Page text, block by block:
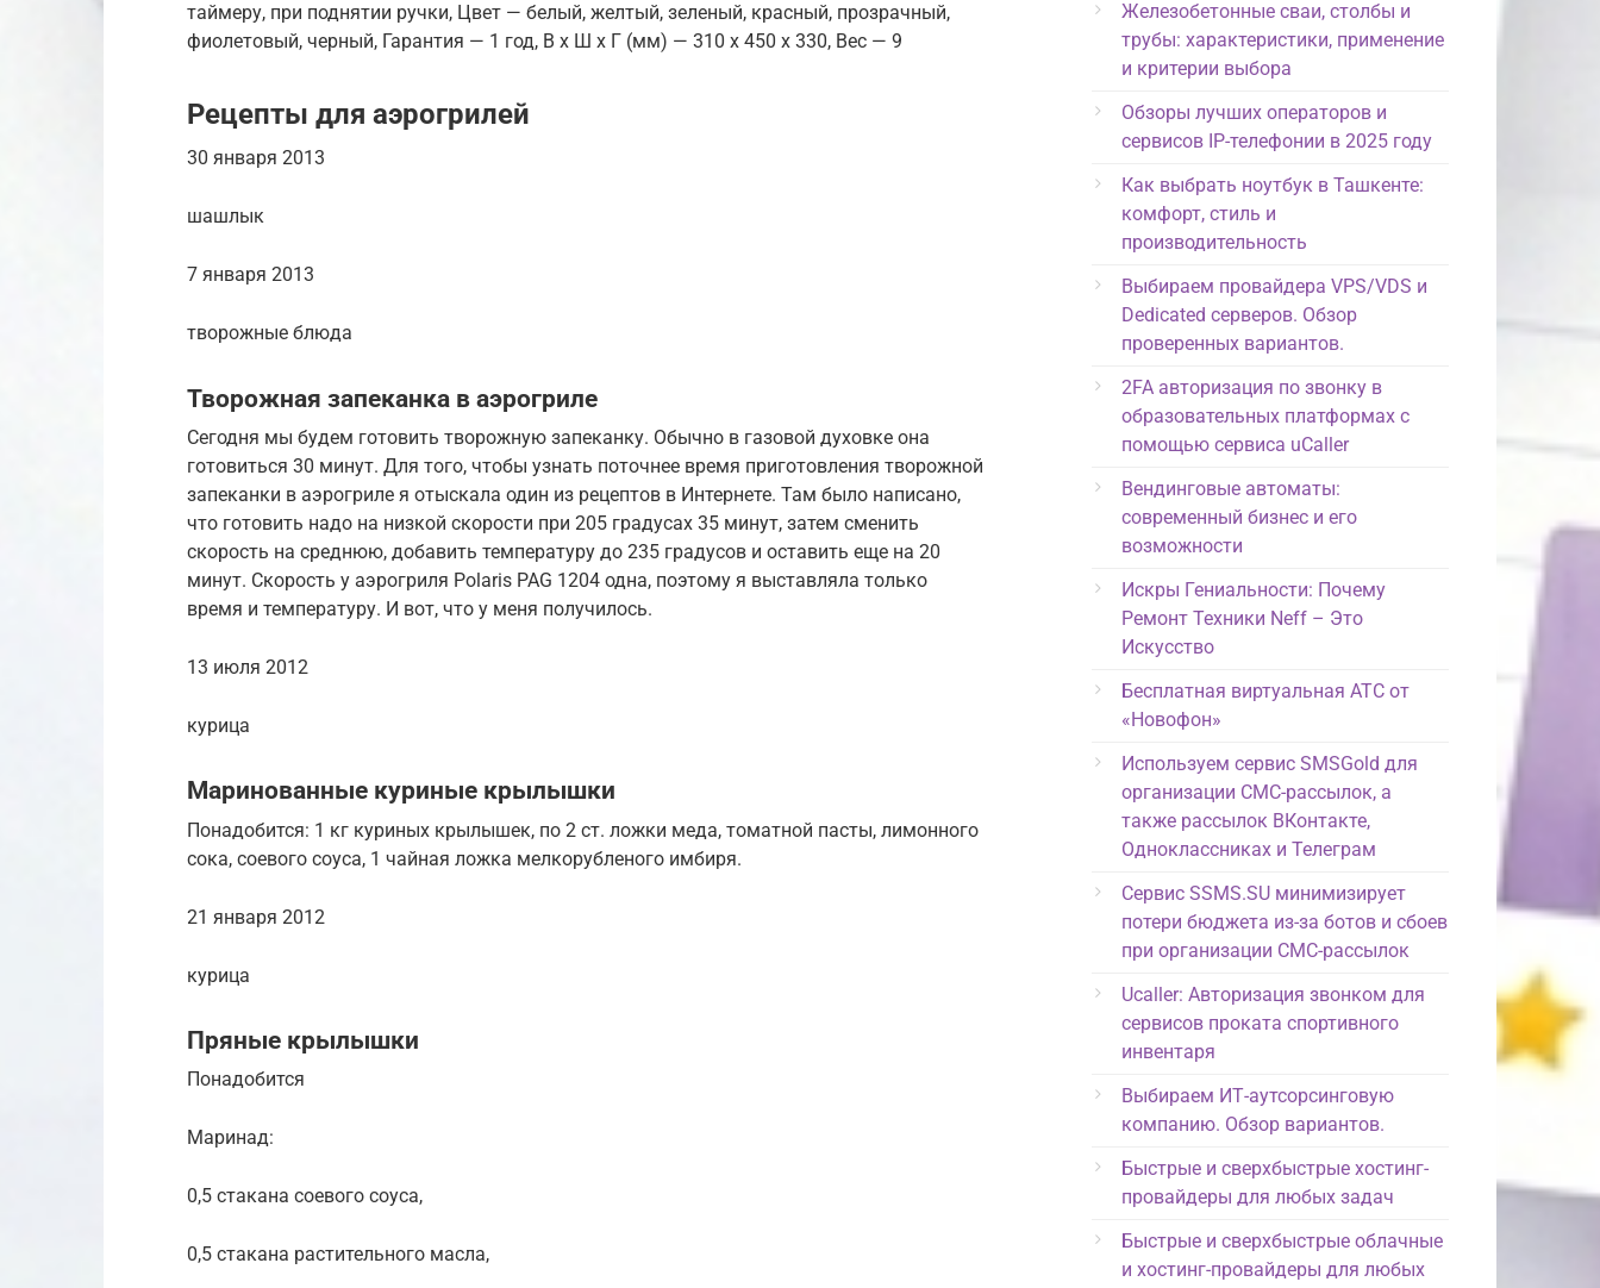
таймеру, при поднятии ручки, Цвет — белый, желтый, зеленый, красный, прозрачный,
фиолетовый, черный, Гарантия — 1 год, В x Ш x Г (мм) — 310 x 450 x 330, Вес — 9
Рецепты для аэрогрилей
30 января 2013
шашлык
7 января 2013
творожные блюда
Творожная запеканка в аэрогриле
Сегодня мы будем готовить творожную запеканку. Обычно в газовой духовке она
готовиться 30 минут. Для того, чтобы узнать поточнее время приготовления творожной
запеканки в аэрогриле я отыскала один из рецептов в Интернете. Там было написано,
что готовить надо на низкой скорости при 205 градусах 35 минут, затем сменить
скорость на среднюю, добавить температуру до 235 градусов и оставить еще на 20
минут. Скорость у аэрогриля Polaris PAG 1204 одна, поэтому я выставляла только
время и температуру. И вот, что у меня получилось.
13 июля 2012
курица
Маринованные куриные крылышки
Понадобится: 1 кг куриных крылышек, по 2 ст. ложки меда, томатной пасты, лимонного
сока, соевого соуса, 1 чайная ложка мелкорубленого имбиря.
21 января 2012
курица
Пряные крылышки
Понадобится
Маринад:
0,5 стакана соевого соуса,
0,5 стакана растительного масла,
Железобетонные сваи, столбы и
трубы: характеристики, применение
и критерии выбора
Обзоры лучших операторов и
сервисов IP-телефонии в 2025 году
Как выбрать ноутбук в Ташкенте:
комфорт, стиль и
производительность
Выбираем провайдера VPS/VDS и
Dedicated серверов. Обзор
проверенных вариантов.
2FA авторизация по звонку в
образовательных платформах с
помощью сервиса uCaller
Вендинговые автоматы:
современный бизнес и его
возможности
Искры Гениальности: Почему
Ремонт Техники Neff – Это
Искусство
Бесплатная виртуальная АТС от
«Новофон»
Используем сервис SMSGold для
организации СМС-рассылок, а
также рассылок ВКонтакте,
Одноклассниках и Телеграм
Сервис SSMS.SU минимизирует
потери бюджета из-за ботов и сбоев
при организации СМС-рассылок
Ucaller: Авторизация звонком для
сервисов проката спортивного
инвентаря
Выбираем ИТ-аутсорсинговую
компанию. Обзор вариантов.
Быстрые и сверхбыстрые хостинг-
провайдеры для любых задач
Быстрые и сверхбыстрые облачные
и хостинг-провайдеры для любых